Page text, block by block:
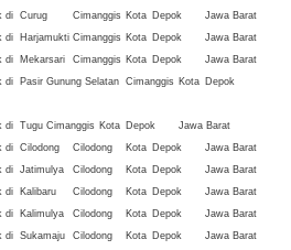
di Curug Cimanggis Kota Depok
Jawa Barat
di
Harjamukti Cimanggis Kota Depok
Jawa Barat
di
Mekarsari Cimanggis Kota Depok
Jawa Barat
di
Pasir Gunung Selatan Cimanggis Kota Depok
di Tugu Cimanggis Kota Depok
Jawa Barat
di Cilodong Cilodong Kota Depok
Jawa Barat
di Jatimulya Cilodong Kota Depok
Jawa Barat
di
Kalibaru Cilodong Kota Depok
Jawa Barat
di
Kalimulya Cilodong Kota Depok
Jawa Barat
di Sukamaju Cilodong Kota Depok
Jawa Barat